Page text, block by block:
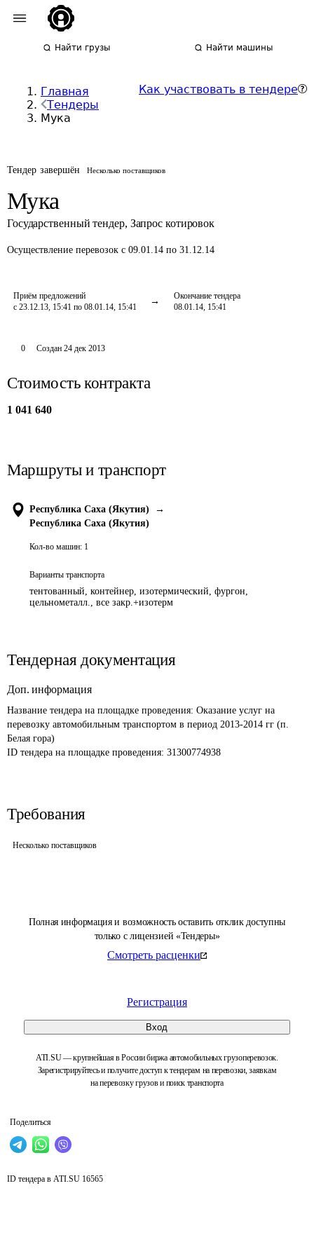
Найти грузы Найти машины
Главная
Тендеры
Мука
Как участвовать в тендере
Тендер завершён Несколько поставщиков
Мука
Государственный тендер, Запрос котировок
Осуществление перевозок с 09.01.14 по 31.12.14
Приём предложений
с 23.12.13, 15:41 по 08.01.14, 15:41
Окончание тендера
08.01.14, 15:41
Полная информация и возможность оставить отклик доступны
только с лицензией «Тендеры»
Смотреть расценки
Регистрация
Вход
ATI.SU — крупнейшая в России биржа автомобильных грузоперевозок.
Зарегистрируйтесь и получите доступ к тендерам на перевозки, заявкам
на перевозку грузов и поиск транспорта
Поделиться
0 Создан 24 дек 2013
Стоимость контракта
1 041 640
Маршруты и транспорт
Республика Саха (Якутия)
→
Республика Саха (Якутия)
Кол-во машин: 1
Варианты транспорта
тентованный, контейнер, изотермический, фургон,
цельнометалл., все закр.+изотерм
Тендерная документация
Доп. информация
Название тендера на площадке проведения: Оказание услуг на
перевозку автомобильным транспортом в период 2013-2014 гг (п.
Белая гора)
ID тендера на площадке проведения: 31300774938
Требования
Несколько поставщиков
ID тендера в ATI.SU 16565